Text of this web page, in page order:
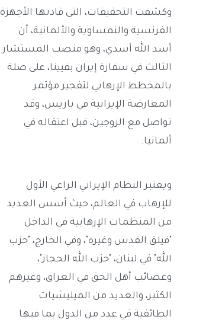
وكشفت التحقيقات، التي قادتها الأجهزة
الفرنسية والنمساوية والألمانية، أن
أسد الله أسدي، وهو منصب المستشار
الثالث في سفارة إيران بفيينا، على صلة
بالمخطط الإرهابي لتفجير مؤتمر
المعارضة الإيرانية في باريس، وقد
تواصل مع الزوجين، قبل اعتقاله في
ألمانيا.
ويعتبر النظام الإيراني الراعي الأول
للإرهاب في العالم، حيث أسس العديد
من المنظمات الإرهابية في الداخل
"فيلق القدس وغيره"، وفي الخارج، "حزب
الله" في لبنان، "حزب الله الحجاز"،
وعصائب أهل الحق في العراق، وغيرهم
الكثير، والعديد من الميليشيات
الطائفية في عدد من الدول بما فيها